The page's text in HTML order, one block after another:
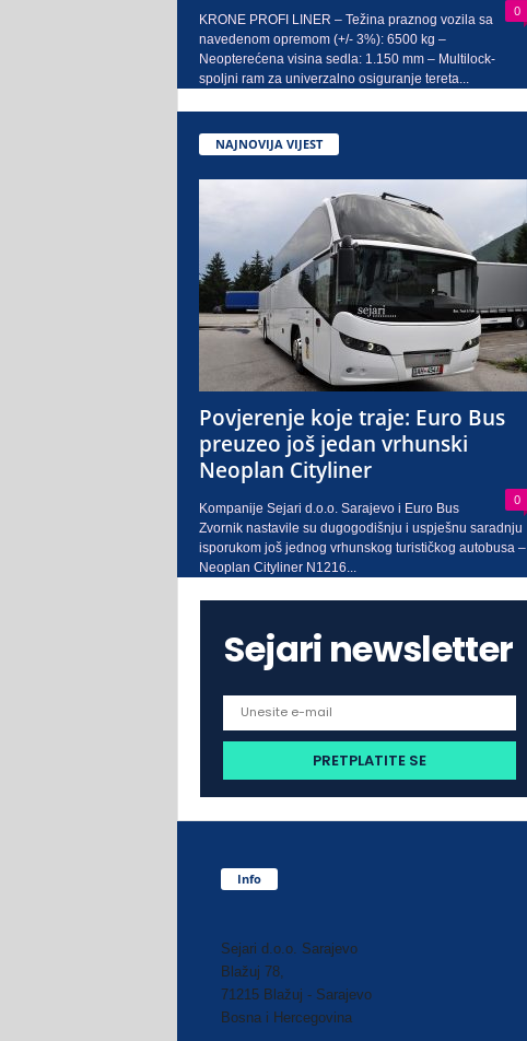
o
0
KRONE PROFI LINER – Težina praznog vozila sa
navedenom opremom (+/- 3%): 6500 kg –
Neopterećena visina sedla: 1.150 mm – Multilock-
spoljni ram za univerzalno osiguranje tereta...
NAJNOVIJA VIJEST
Povjerenje koje traje: Euro Bus
preuzeo još jedan vrhunski
Neoplan Cityliner
0
Kompanije Sejari d.o.o. Sarajevo i Euro Bus
Zvornik nastavile su dugogodišnju i uspješnu saradnju
isporukom još jednog vrhunskog turističkog autobusa –
Neoplan Cityliner N1216...
Sejari newsletter
Info
Sejari d.o.o. Sarajevo
Blažuj 78,
71215 Blažuj - Sarajevo
Bosna i Hercegovina